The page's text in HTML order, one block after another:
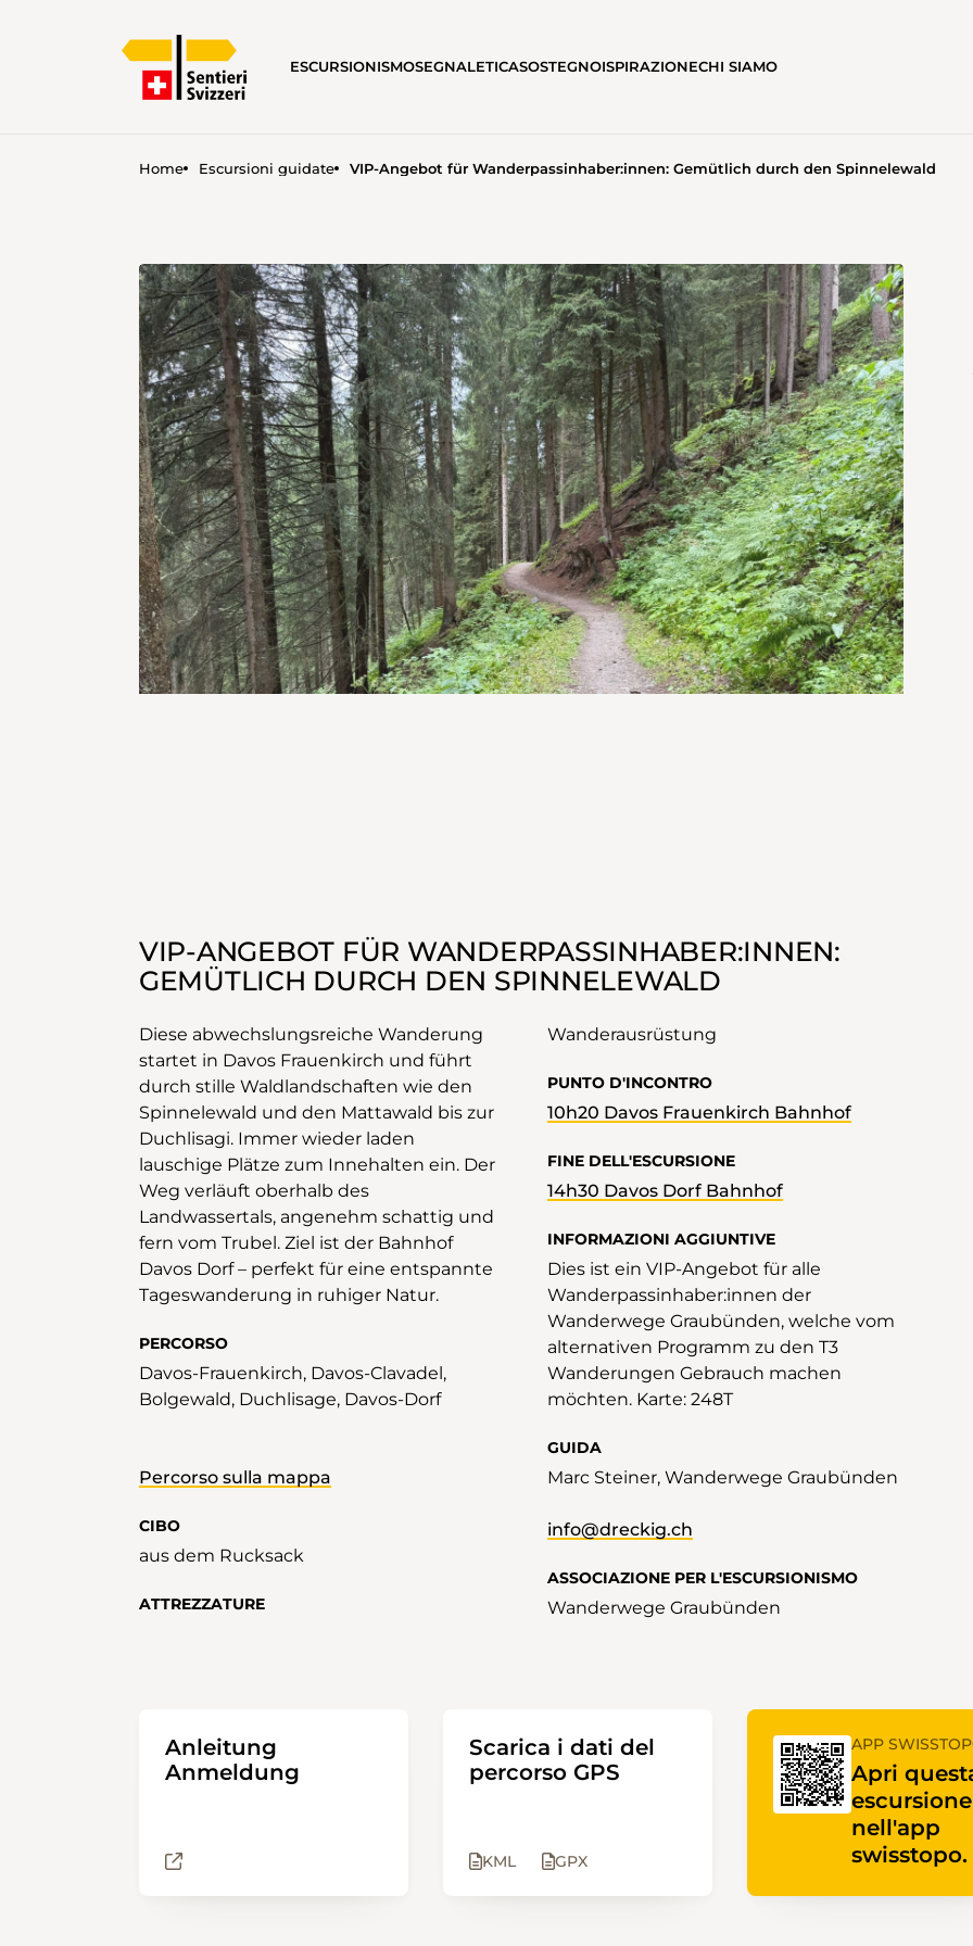
ESCURSIONISMOSEGNALETICASOSTEGNOISPIRAZIONECHI SIAMO
Home Escursioni guidate VIP-Angebot für Wanderpassinhaber:innen: Gemütlich durch den Spinnelewald
VIP-ANGEBOT FÜR WANDERPASSINHABER:INNEN:
GEMÜTLICH DURCH DEN SPINNELEWALD
Diese abwechslungsreiche Wanderung
startet in Davos Frauenkirch und führt
durch stille Waldlandschaften wie den
Spinnelewald und den Mattawald bis zur
Duchlisagi. Immer wieder laden
lauschige Plätze zum Innehalten ein. Der
Weg verläuft oberhalb des
Landwassertals, angenehm schattig und
fern vom Trubel. Ziel ist der Bahnhof
Davos Dorf – perfekt für eine entspannte
Tageswanderung in ruhiger Natur.
PERCORSO
Davos-Frauenkirch, Davos-Clavadel,
Bolgewald, Duchlisage, Davos-Dorf
Percorso sulla mappa
CIBO
aus dem Rucksack
ATTREZZATURE
Wanderausrüstung
PUNTO D'INCONTRO
10h20 Davos Frauenkirch Bahnhof
FINE DELL'ESCURSIONE
14h30 Davos Dorf Bahnhof
INFORMAZIONI AGGIUNTIVE
Dies ist ein VIP-Angebot für alle
Wanderpassinhaber:innen der
Wanderwege Graubünden, welche vom
alternativen Programm zu den T3
Wanderungen Gebrauch machen
möchten. Karte: 248T
GUIDA
Marc Steiner, Wanderwege Graubünden
info@dreckig.ch
ASSOCIAZIONE PER L'ESCURSIONISMO
Wanderwege Graubünden
Anleitung
Anmeldung
Scarica i dati del
percorso GPS
KML GPX
APP
Apri
escursione
nell'app
swisstopo.